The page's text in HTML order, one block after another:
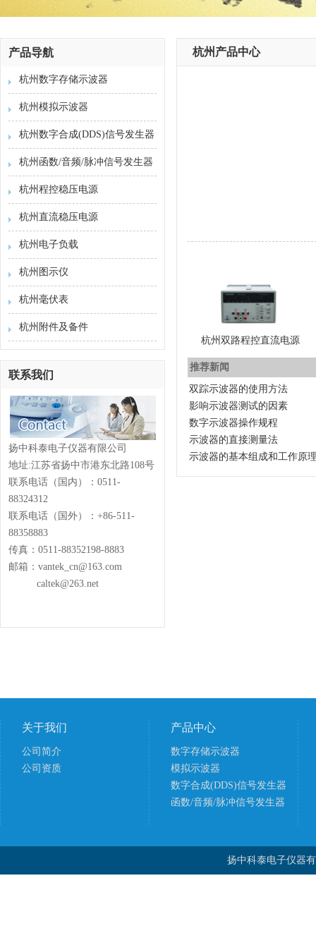
产品导航
杭州数字存储示波器
杭州模拟示波器
杭州数字合成(DDS)信号发生器
杭州函数/音频/脉冲信号发生器
杭州程控稳压电源
杭州直流稳压电源
杭州电子负载
杭州图示仪
杭州毫伏表
杭州附件及备件
联系我们
扬中科泰电子仪器有限公司
地址:江苏省扬中市港东北路108号
联系电话（国内）：0511-
88324312
联系电话（国外）：+86-511-
88358883
传真：0511-88352198-8883
邮箱：vantek_cn@163.com
caltek@263.net
杭州产品中心
杭州双路程控直流电源
推荐新闻
双踪示波器的使用方法
影响示波器测试的因素
数字示波器操作规程
示波器的直接测量法
示波器的基本组成和工作原
关于我们
公司简介
公司资质
产品中心
数字存储示波器
模拟示波器
数字合成(DDS)信号发生器
函数/音频/脉冲信号发生器
扬中科泰电子仪器